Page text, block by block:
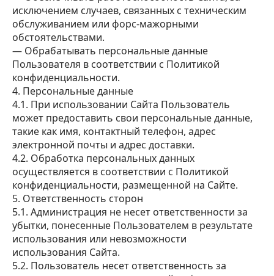
исключением случаев, связанных с техническим
обслуживанием или форс-мажорными
обстоятельствами.
— Обрабатывать персональные данные
Пользователя в соответствии с Политикой
конфиденциальности.
4. Персональные данные
4.1. При использовании Сайта Пользователь
может предоставить свои персональные данные,
такие как имя, контактный телефон, адрес
электронной почты и адрес доставки.
4.2. Обработка персональных данных
осуществляется в соответствии с Политикой
конфиденциальности, размещенной на Сайте.
5. Ответственность сторон
5.1. Администрация не несет ответственности за
убытки, понесенные Пользователем в результате
использования или невозможности
использования Сайта.
5.2. Пользователь несет ответственность за